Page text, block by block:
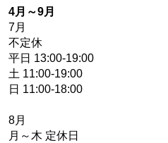
4月～9月
7月
不定休
平日 13:00-19:00
土 11:00-19:00
日 11:00-18:00
8月
月～木 定休日